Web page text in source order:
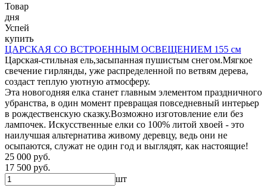
Товар
дня
Успей
купить
ЦАРСКАЯ СО ВСТРОЕННЫМ ОСВЕЩЕНИЕМ 155 см
Царская-стильная ель,засыпанная пушистым снегом.Мягкое
свечение гирлянды, уже распределенной по ветвям дерева,
создаст теплую уютную атмосферу.
Эта новогодняя елка станет главным элементом праздничного
убранства, в один момент превращая повседневный интерьер
в рождественскую сказку.Возможно изготовление ели без
лампочек. Искусственные елки со 100% литой хвоей - это
наилучшая альтернатива живому деревцу, ведь они не
осыпаются, служат не один год и выглядят, как настоящие!
25 000 руб.
17 500 руб.
шт